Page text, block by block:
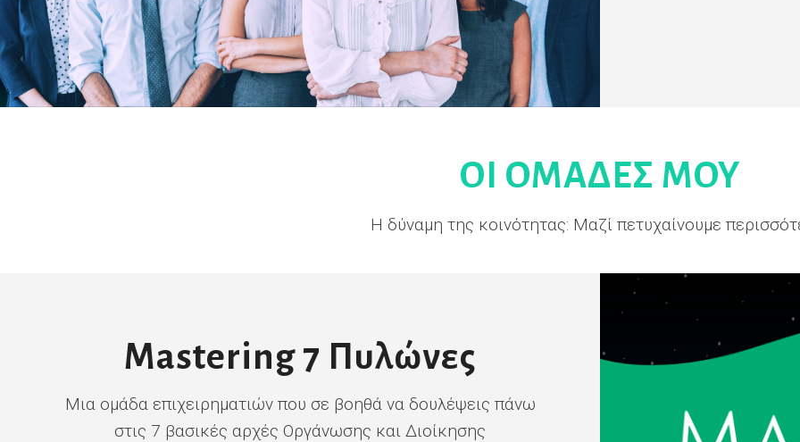
ΟΙ ΟΜΑΔΕΣ ΜΟΥ
Η δύναμη της κοινότητας: Μαζί πετυχαίνουμε
Mastering 7 Πυλώνες
Μια ομάδα επιχειρηματιών που σε βοηθά να δουλέψεις πάνω
στις 7 βασικές αρχές Οργάνωσης και Διοίκησης